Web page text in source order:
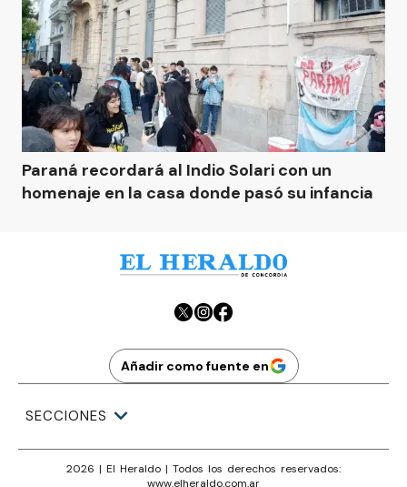
Paraná recordará al Indio Solari con un
homenaje en la casa donde pasó su infancia
Añadir como fuente en
SECCIONES
2026 | El Heraldo | Todos los derechos reservados:
www.elheraldo.com.ar